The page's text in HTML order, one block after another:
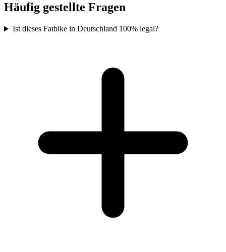
Häufig gestellte Fragen
Ist dieses Fatbike in Deutschland 100% legal?